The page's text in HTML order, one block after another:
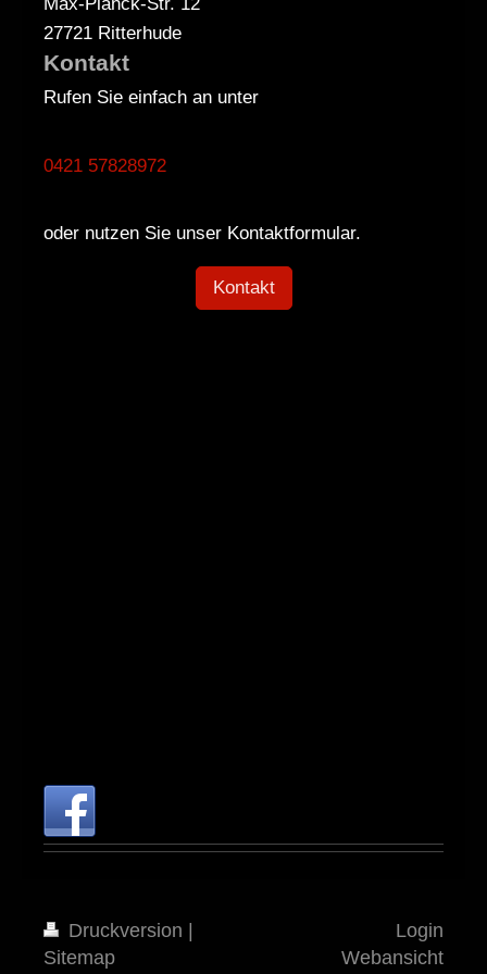
27721 Ritterhude
Kontakt
Rufen Sie einfach an unter
0421 57828972
oder nutzen Sie unser Kontaktformular.
Kontakt
Druckversion |
Sitemap
Login
Webansicht